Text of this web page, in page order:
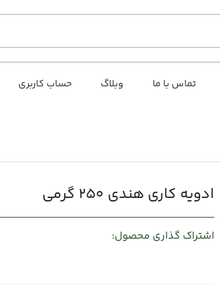
تماس با ما وبلاگ حساب کاربری
ادویه کاری هندی ۲۵۰ گرمی
اشتراک گذاری محصول: